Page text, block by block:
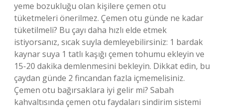
yeme bozukluğu olan kişilere çemen otu
tüketmeleri önerilmez. Çemen otu günde ne kadar
tüketilmeli? Bu çayı daha hızlı elde etmek
istiyorsanız, sıcak suyla demleyebilirsiniz: 1 bardak
kaynar suya 1 tatlı kaşığı çemen tohumu ekleyin ve
15-20 dakika demlenmesini bekleyin. Dikkat edin, bu
çaydan günde 2 fincandan fazla içmemelisiniz.
Çemen otu bağırsaklara iyi gelir mi? Sabah
kahvaltısında çemen otu faydaları sindirim sistemi